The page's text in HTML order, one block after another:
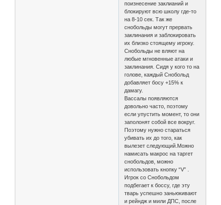
поизнесение заклианий и
блокируют всю школу где-то
на 8-10 сек. Так же
снобольды могут прервать
заклинания и заблокировать
их близко стоящему игроку.
Снобольды не вляют на
любые мгновенные атаки и
заклинания. Сидя у кого то на
голове, каждый Снобольд
добавляет босу +15% к
дамагу.
Вассалы появляются
довольно часто, поэтому
если упустить момент, то они
заполонят собой все вокруг.
Поэтому нужно стараться
убивать их до того, как
вылезет следующий.Можно
намисать макрос на таргет
снобольдов, можно
использовать кнопку “V” .
Игрок со Снобольдом
подбегает к боссу, где эту
тварь успешно заньюкивают
и рейндж и мили ДПС, после